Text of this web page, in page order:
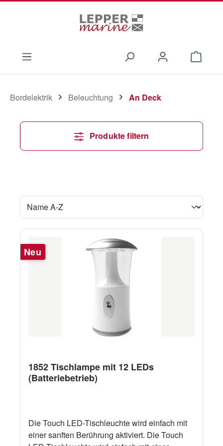
Bordelektrik Beleuchtung An Deck
Produkte filtern
Neu
1852 Tischlampe mit 12 LEDs
(Batteriebetrieb)
Die Touch LED-Tischleuchte wird einfach mit
einer sanften Berührung aktiviert. Die Touch